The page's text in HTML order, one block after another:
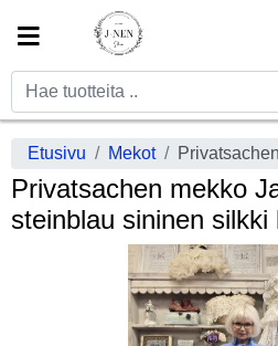
Etusivu Mekot
Privatsachen mekko
steinblau sininen silkki